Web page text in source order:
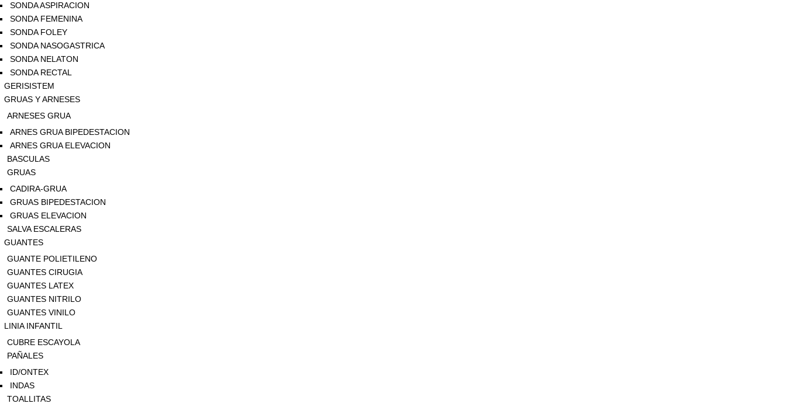
SONDA ASPIRACION
SONDA FEMENINA
SONDA FOLEY
SONDA NASOGASTRICA
SONDA NELATON
SONDA RECTAL
GERISISTEM
GRUAS Y ARNESES
ARNESES GRUA
ARNES GRUA BIPEDESTACION
ARNES GRUA ELEVACION
BASCULAS
GRUAS
CADIRA-GRUA
GRUAS BIPEDESTACION
GRUAS ELEVACION
SALVA ESCALERAS
GUANTES
GUANTE POLIETILENO
GUANTES CIRUGIA
GUANTES LATEX
GUANTES NITRILO
GUANTES VINILO
LINIA INFANTIL
CUBRE ESCAYOLA
PAÑALES
ID/ONTEX
INDAS
TOALLITAS